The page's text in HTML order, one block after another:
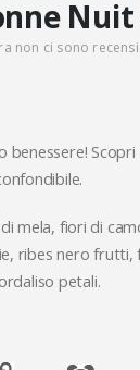
Nuit
non ci sono
benessere!
mela, fiori di
ribes nero frutti,
petali.